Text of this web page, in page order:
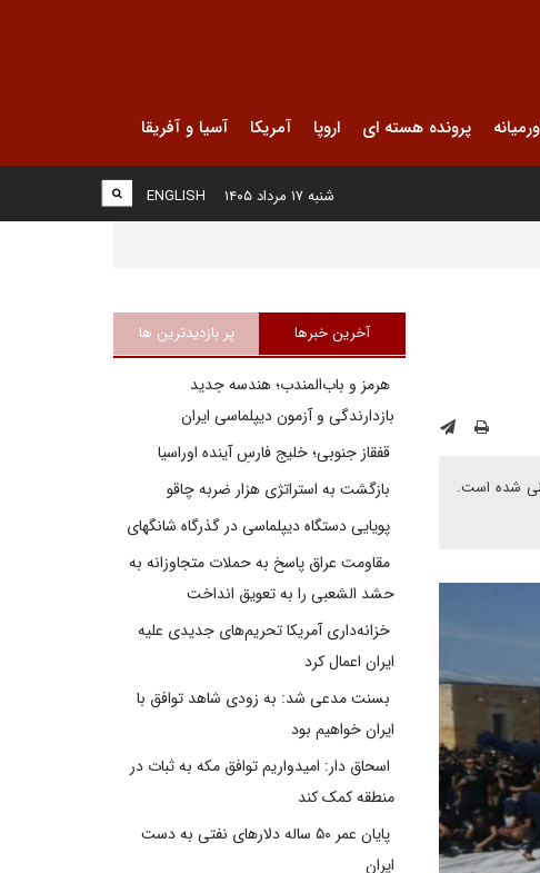
پرونده هسته ای اروپا آمریکا آسیا و آفریقا
ENGLISH شنبه ۱۷ مرداد ۱۴۰۵
شده است.
آخرین خبرها پر بازدیدترین ها
هرمز و باب‌المندب؛ هندسه جدید
بازدارندگی و آزمون دیپلماسی ایران
قفقاز جنوبی؛ خلیج فارسِ آینده اوراسیا
بازگشت به استراتژی هزار ضربه چاقو
پویایی دستگاه دیپلماسی در گذرگاه شانگهای
مقاومت عراق پاسخ به حملات متجاوزانه به
حشد الشعبی را به تعویق انداخت
خزانه‌داری آمریکا تحریم‌های جدیدی علیه
ایران اعمال کرد
بسنت مدعی شد: به زودی شاهد توافق با
ایران خواهیم بود
اسحاق دار: امیدواریم توافق مکه به ثبات در
منطقه کمک کند
پایان عمر ۵۰ ساله دلارهای نفتی به دست
ایران